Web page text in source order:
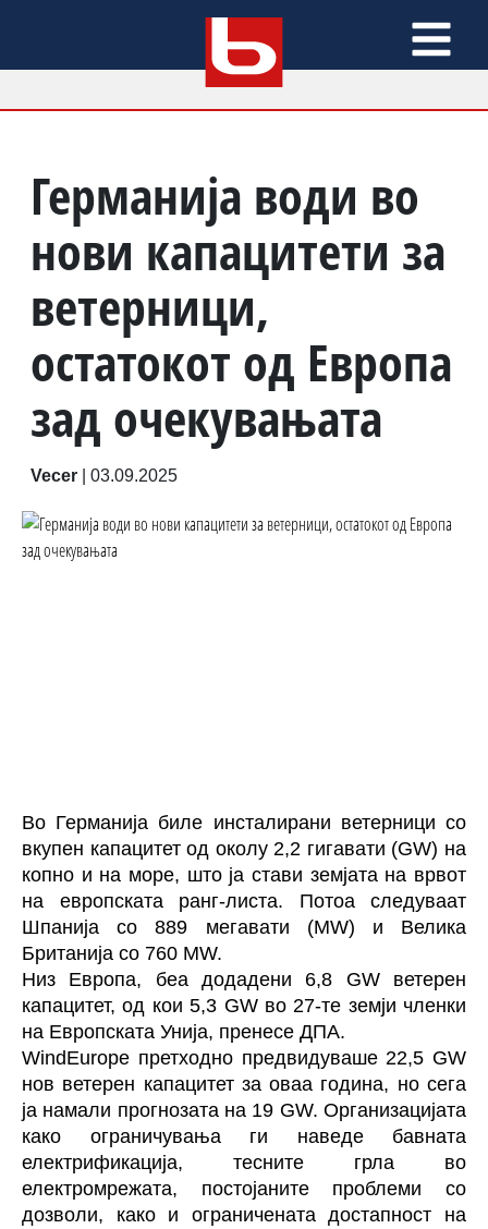
Германија води во
нови капацитети за
ветерници,
остатокот од Европа
зад очекувањата
Vecer 03.09.2025
Во Германија биле инсталирани ветерници со
вкупен капацитет од околу 2,2 гигавати (GW) на
копно и на море, што ја стави земјата на врвот
на европската ранг-листа. Потоа следуваат
Шпанија со 889 мегавати (MW) и Велика
Британија со 760 MW.
Низ Европа, беа додадени 6,8 GW ветерен
капацитет, од кои 5,3 GW во 27-те земји членки
на Европската Унија, пренесе ДПА.
WindEurope претходно предвидуваше 22,5 GW
нов ветерен капацитет за оваа година, но сега
ја намали прогнозата на 19 GW. Организацијата
како ограничувања ги наведе бавната
електрификација, тесните грла во
електромрежата, постојаните проблеми со
дозволи, како и ограничената достапност на